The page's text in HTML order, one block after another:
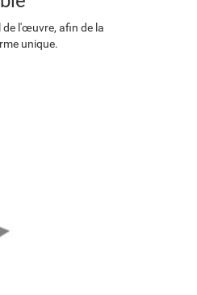
l'œuvre, afin de la
unique.